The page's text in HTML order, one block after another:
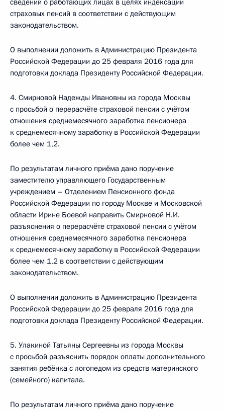
сведений о работающих лицах в целях индексации
страховых пенсий в соответствии с действующим
законодательством.
О выполнении доложить в Администрацию Президента
Российской Федерации до 25 февраля 2016 года для
подготовки доклада Президенту Российской Федерации.
4. Смирновой Надежды Ивановны из города Москвы
с просьбой о перерасчёте страховой пенсии с учётом
отношения среднемесячного заработка пенсионера
к среднемесячному заработку в Российской Федерации
более чем 1,2.
По результатам личного приёма дано поручение
заместителю управляющего Государственным
учреждением – Отделением Пенсионного фонда
Российской Федерации по городу Москве и Московской
области Ирине Боевой направить Смирновой Н.И.
разъяснения о перерасчёте страховой пенсии с учётом
отношения среднемесячного заработка пенсионера
к среднемесячному заработку в Российской Федерации
более чем 1,2 в соответствии с действующим
законодательством.
О выполнении доложить в Администрацию Президента
Российской Федерации до 25 февраля 2016 года для
подготовки доклада Президенту Российской Федерации.
5. Улакиной Татьяны Сергеевны из города Москвы
с просьбой разъяснить порядок оплаты дополнительного
занятия ребёнка с логопедом из средств материнского
(семейного) капитала.
По результатам личного приёма дано поручение